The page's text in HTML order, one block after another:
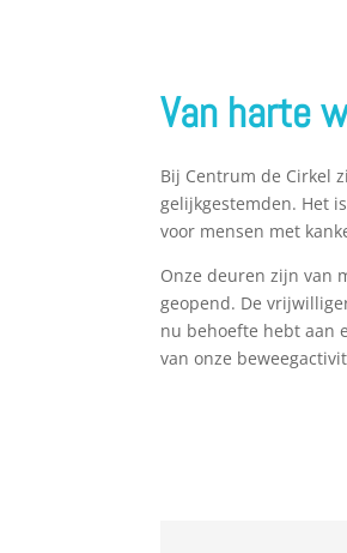
Van harte
Bij Centrum de Cirkel
gelijkgestemden. Het
voor mensen met
Onze deuren zijn van
geopend. De
nu behoefte hebt aan
van onze